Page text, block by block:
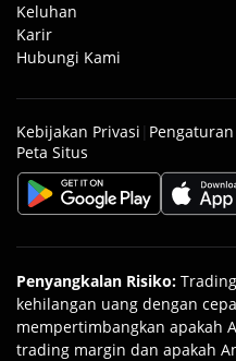
Keluhan
Karir
Hubungi Kami
Kebijakan Privasi |
Peta Situs
Penyangkalan Risiko:
kehilangan uang dengan
mempertimbangkan apakah
trading margin dan apakah